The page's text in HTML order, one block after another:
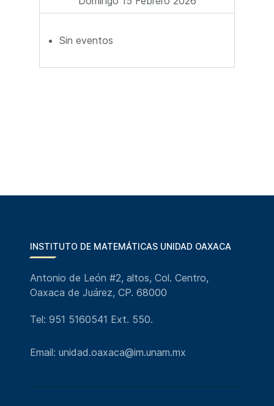
Sin eventos
INSTITUTO DE MATEMÁTICAS UNIDAD OAXACA
Antonio de León #2, altos, Col. Centro,
Oaxaca de Juárez, CP. 68000
Tel: 951 5160541 Ext. 550.
Email: unidad.oaxaca@im.unam.mx